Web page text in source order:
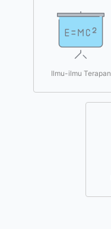
Ilmu-ilmu Terapan